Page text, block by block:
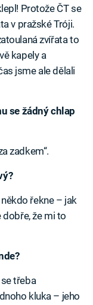
Protože ČT se
v pražské Tróji.
zvířata to
kapely a
jsme ale dělali
se žádný chlap
zadkem“.
řekne – jak
dobře, že mi to
třeba
kluka – jeho